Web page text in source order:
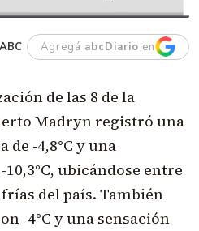
Agregá abcDiario en
de las 8 de la
Madryn registró una
-4,8°C y una
ubicándose entre
del país. También
-4°C y una sensación